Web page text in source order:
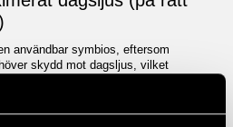
användbar symbios, eftersom
skydd mot dagsljus, vilket
njuta av dagsljus och utsikt. Om